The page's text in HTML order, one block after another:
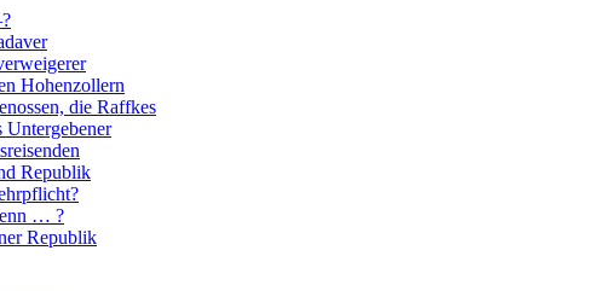
Hohenzollern
die Raffkes
Republik
… ?
Republik